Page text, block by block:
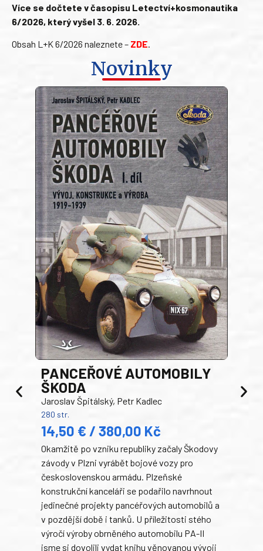
Více se dočtete v časopisu Letectví+kosmonautika
6/2026, který vyšel 3. 6. 2026.
Obsah L+K 6/2026 naleznete – ZDE.
Novinky
PANCEŘOVÉ AUTOMOBILY
ŠKODA
Jaroslav Špitálský, Petr Kadlec
280 str.
14,50 € / 380,00 Kč
Okamžitě po vzniku republiky začaly Škodovy
závody v Plzni vyrábět bojové vozy pro
československou armádu. Plzeňské
konstrukční kanceláři se podařilo navrhnout
jedinečné projekty pancéřových automobilů a
v pozdější době i tanků. U příležitosti stého
výročí výroby obrněného automobilu PA-II
jsme si dovolili vydat knihu věnovanou vývoji